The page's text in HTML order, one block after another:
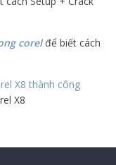
corelđể biết cách
X8 thành công
X8